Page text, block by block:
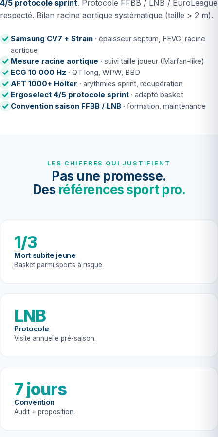
4/5 protocole sprint. Protocole FFBB / LNB / EuroLeague
respecté. Bilan racine aortique systématique (taille > 2 m).
Samsung CV7 + Strain · épaisseur septum, FEVG, racine
aortique
Mesure racine aortique · suivi taille joueur (Marfan-like)
ECG 10 000 Hz · QT long, WPW, BBD
AFT 1000+ Holter · arythmies sprint, récupération
Ergoselect 4/5 protocole sprint · adapté basket
Convention saison FFBB / LNB · formation, maintenance
LES CHIFFRES QUI JUSTIFIENT
Pas une promesse.
Des références sport pro.
1/3
Mort subite jeune
Basket parmi sports à risque.
LNB
Protocole
Visite annuelle pré-saison.
7 jours
Convention
Audit + proposition.